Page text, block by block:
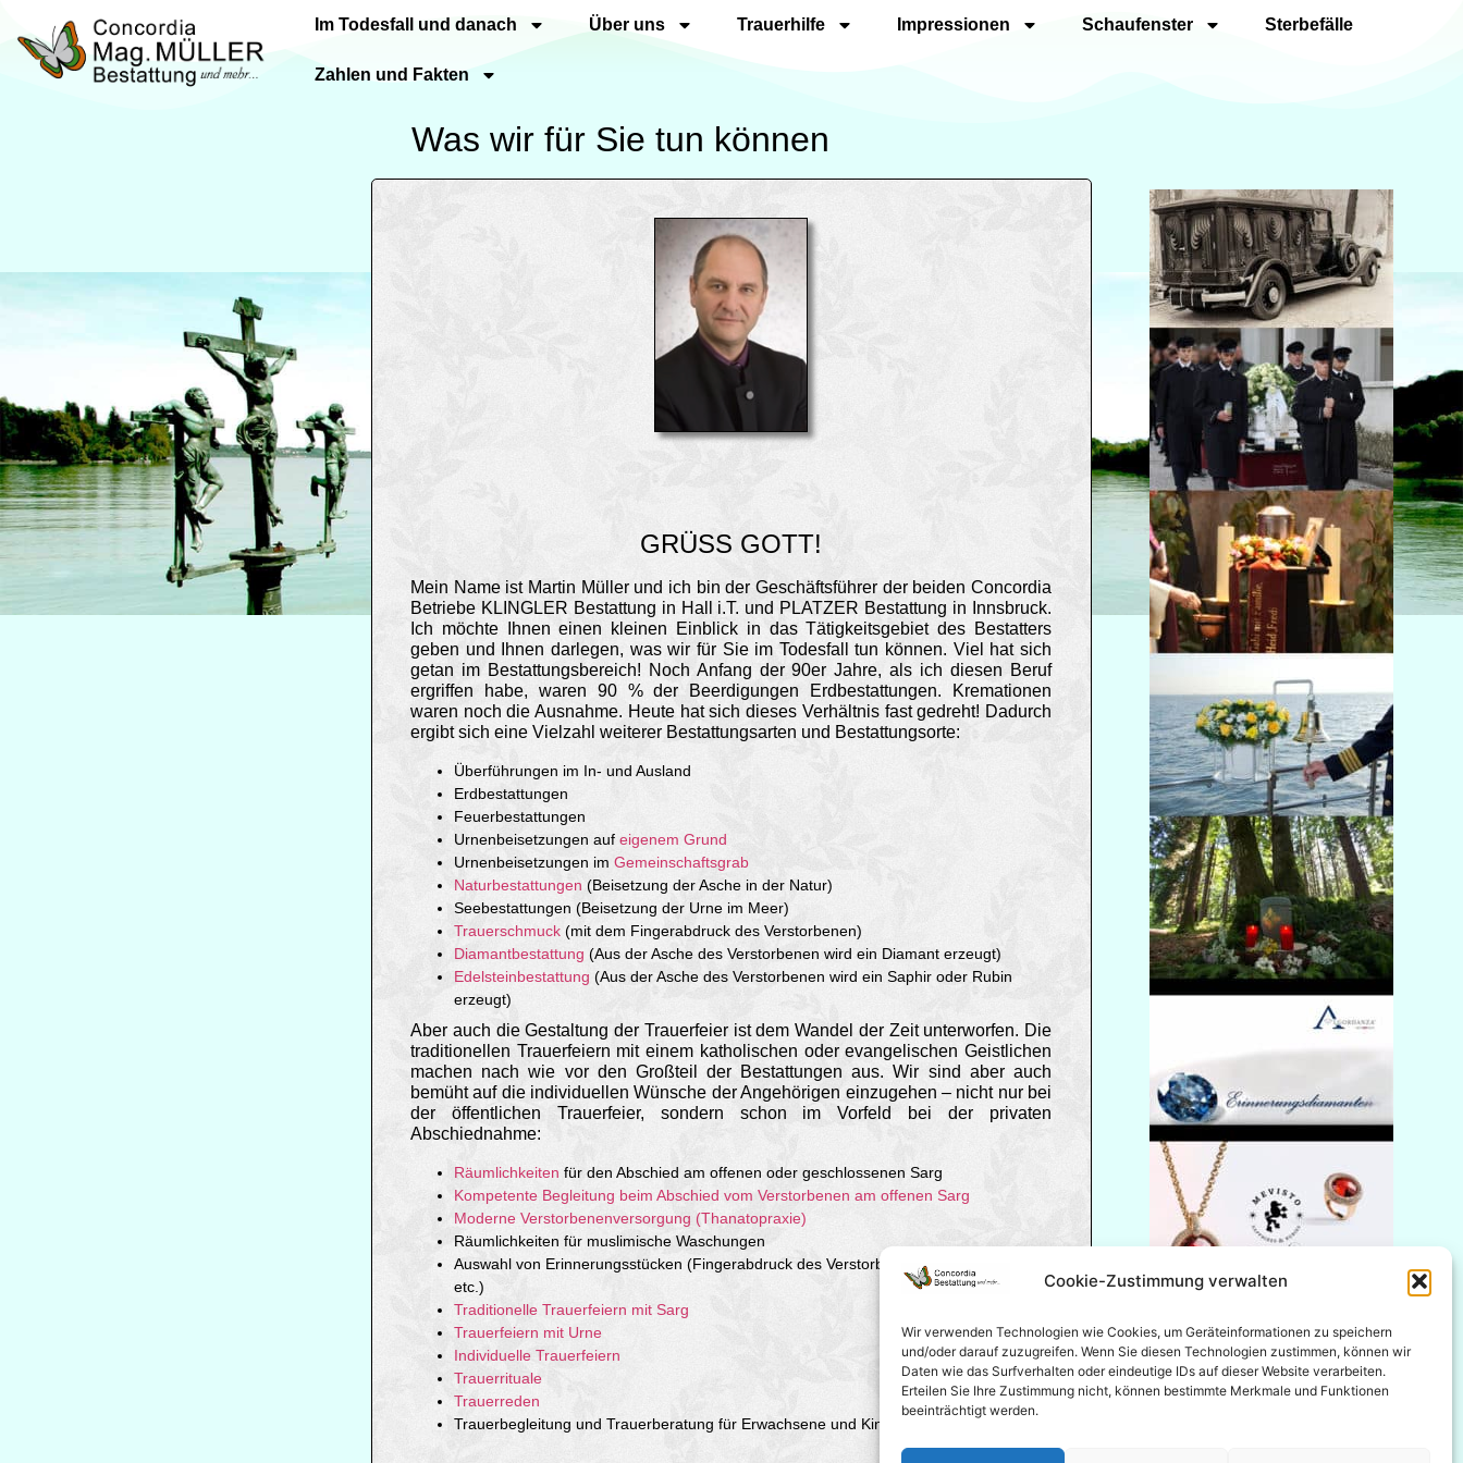
Cookie-Zustimmung verwalten
Wir verwenden Technologien wie Cookies, um Geräteinformationen zu speichern
und/oder darauf zuzugreifen. Wenn Sie diesen Technologien zustimmen, können wir
Daten wie das Surfverhalten oder eindeutige IDs auf dieser Website verarbeiten.
Erteilen Sie Ihre Zustimmung nicht, können bestimmte Merkmale und Funktionen
beeinträchtigt werden.
Im Todesfall und danach Über uns Trauerhilfe Impressionen Schaufenster Sterbefälle
Zahlen und Fakten
Was wir für Sie tun können
GRÜSS GOTT!
Mein Name ist Martin Müller und ich bin der Geschäftsführer der beiden Concordia
Betriebe KLINGLER Bestattung in Hall i.T. und PLATZER Bestattung in Innsbruck.
Ich möchte Ihnen einen kleinen Einblick in das Tätigkeits­gebiet des Bestatters
geben und Ihnen darlegen, was wir für Sie im Todesfall tun können. Viel hat sich
getan im Bestattungs­bereich! Noch Anfang der 90er Jahre, als ich diesen Beruf
ergriffen habe, waren 90 % der Beerdigungen Erdbestattungen. Kremationen
waren noch die Ausnahme. Heute hat sich dieses Verhältnis fast gedreht! Dadurch
ergibt sich eine Vielzahl weiterer Bestattungs­arten und Bestattungs­orte:
Überführungen im In- und Ausland
Erdbestattungen
Feuerbestattungen
Urnenbeisetzungen auf eigenem Grund
Urnenbeisetzungen im Gemeinschafts­­grab
Naturbestattungen (Beisetzung der Asche in der Natur)
Seebestattungen (Beisetzung der Urne im Meer)
Trauerschmuck (mit dem Fingerabdruck des Verstorbenen)
Diamantbestattung (Aus der Asche des Verstorbenen wird ein Diamant erzeugt)
Edelsteinbestattung (Aus der Asche des Verstorbenen wird ein Saphir oder Rubin
erzeugt)
Aber auch die Gestaltung der Trauerfeier ist dem Wandel der Zeit unterworfen. Die
traditionellen Trauerfeiern mit einem katholischen oder evangelischen Geistlichen
machen nach wie vor den Großteil der Bestattungen aus. Wir sind aber auch
bemüht auf die individuellen Wünsche der Angehörigen einzugehen – nicht nur bei
der öffentlichen Trauerfeier, sondern schon im Vorfeld bei der privaten
Abschiednahme:
Räumlichkeiten für den Abschied am offenen oder geschlossenen Sarg
Kompetente Begleitung beim Abschied vom Verstorbenen am offenen Sarg
Moderne Verstorbenen­versorgung (Thanatopraxie)
Räumlichkeiten für muslimische Waschungen
Auswahl von Erinnerungsstücken (Fingerabdruck des Verstorbenen, Fotos, Haarlocke
etc.)
Traditionelle Trauerfeiern mit Sarg
Trauerfeiern mit Urne
Individuelle Trauerfeiern
Trauerrituale
Trauerreden
Trauerbegleitung und Trauerberatung für Erwachsene und Kinder